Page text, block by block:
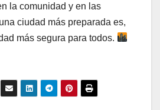
la comunidad y en las
ciudad más preparada es,
más segura para todos.